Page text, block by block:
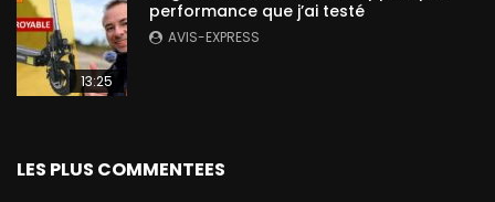
13:25
performance que j’ai testé
AVIS-EXPRESS
LES PLUS COMMENTEES